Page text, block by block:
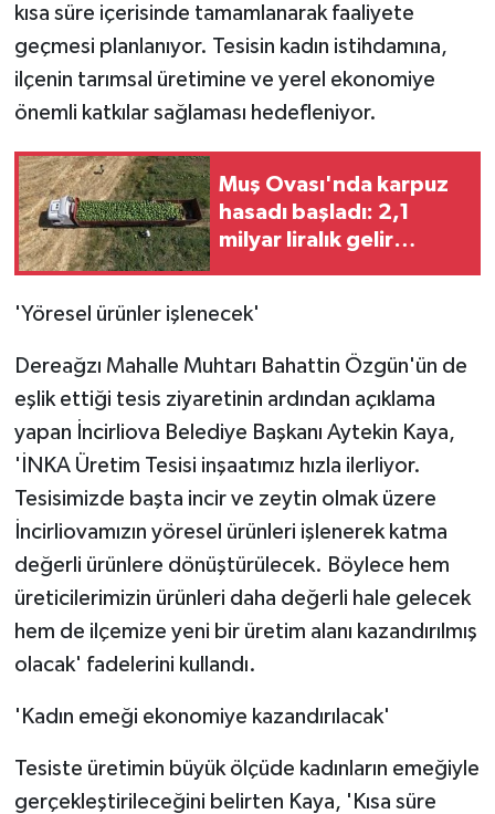
kısa süre içerisinde tamamlanarak faaliyete
geçmesi planlanıyor. Tesisin kadın istihdamına,
ilçenin tarımsal üretimine ve yerel ekonomiye
önemli katkılar sağlaması hedefleniyor.
Muş Ovası'nda karpuz
hasadı başladı: 2,1
milyar liralık gelir
'Yöresel ürünler işlenecek'
Dereağzı Mahalle Muhtarı Bahattin Özgün'ün de
eşlik ettiği tesis ziyaretinin ardından açıklama
yapan İncirliova Belediye Başkanı Aytekin Kaya,
'İNKA Üretim Tesisi inşaatımız hızla ilerliyor.
Tesisimizde başta incir ve zeytin olmak üzere
İncirliovamızın yöresel ürünleri işlenerek katma
değerli ürünlere dönüştürülecek. Böylece hem
üreticilerimizin ürünleri daha değerli hale gelecek
hem de ilçemize yeni bir üretim alanı kazandırılmış
olacak' fadelerini kullandı.
'Kadın emeği ekonomiye kazandırılacak'
Tesiste üretimin büyük ölçüde kadınların emeğiyle
gerçekleştirileceğini belirten Kaya, 'Kısa süre
Otomobil
POLİTİKA
SİYASET
SPOR HABERLERİ
Turizm
ÜLKE GÜNDEMİ
YAŞAM
YEREL